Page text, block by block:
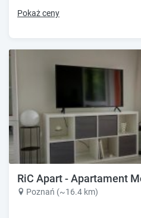
Pokaż ceny
RiC Apart - Apartament
Poznań (~16.4 km)